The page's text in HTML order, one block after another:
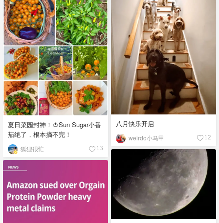
八月快乐开启
weirdo小马甲 12
夏日菜园封神！🍅Sun Sugar小番
茄绝了，根本摘不完！
狐狸很忙 13